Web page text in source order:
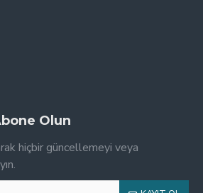
Olun
hiçbir güncellemeyi veya